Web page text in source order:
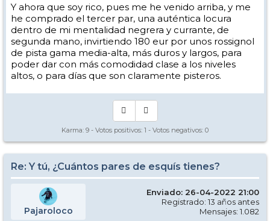
Y ahora que soy rico, pues me he venido arriba, y me
he comprado el tercer par, una auténtica locura
dentro de mi mentalidad negrera y currante, de
segunda mano, invirtiendo 180 eur por unos rossignol
de pista gama media-alta, más duros y largos, para
poder dar con más comodidad clase a los niveles
altos, o para días que son claramente pisteros.
Karma: 9 - Votos positivos: 1 - Votos negativos: 0
Re: Y tú, ¿Cuántos pares de esquís tienes?
Pajaroloco
Enviado: 26-04-2022 21:00
Registrado: 13 años antes
Mensajes: 1.082